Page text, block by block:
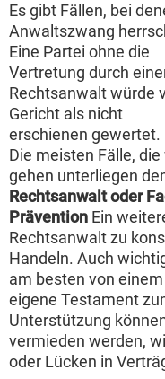
Es gibt Fällen, bei
Anwaltszwang
Eine Partei ohne die
Vertretung durch
Rechtsanwalt würde
Gericht als nicht
erschienen gewertet.
Die meisten Fälle,
gehen unterliegen
Rechtsanwalt oder
Prävention Ein
Rechtsanwalt zu
Handeln. Auch
am besten von
eigene Testament
Unterstützung
vermieden werden,
oder Lücken in